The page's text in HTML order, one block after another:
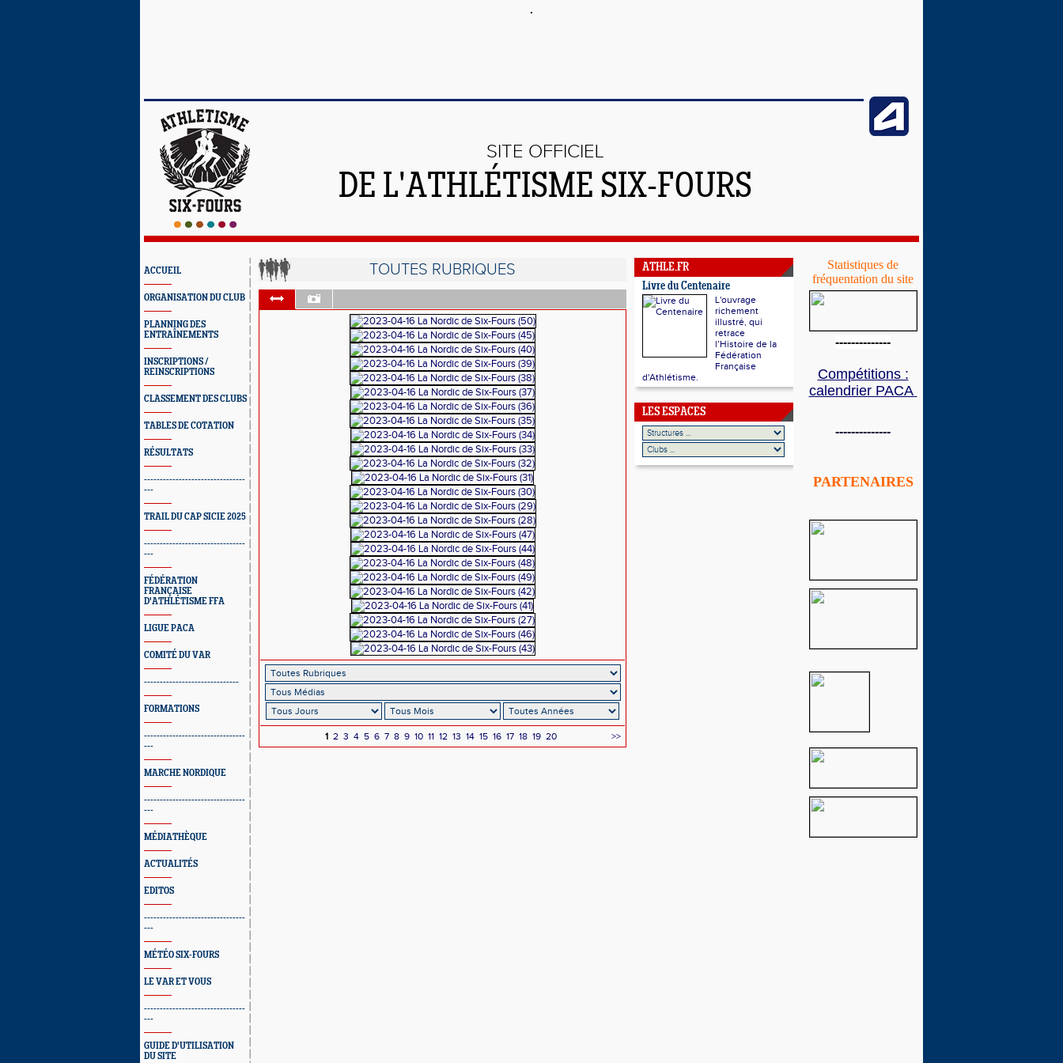
SITE OFFICIEL
DE L'ATHLÉTISME SIX-FOURS
ACCUEIL
ORGANISATION DU CLUB
PLANNING DES
ENTRAÎNEMENTS
INSCRIPTIONS /
REINSCRIPTIONS
CLASSEMENT DES CLUBS
TABLES DE COTATION
RÉSULTATS
--------------------------------
---
TRAIL DU CAP SICIE 2025
--------------------------------
---
FÉDÉRATION
FRANÇAISE
D'ATHLÉTISME FFA
LIGUE PACA
COMITÉ DU VAR
------------------------------
FORMATIONS
--------------------------------
---
MARCHE NORDIQUE
--------------------------------
---
MÉDIATHÈQUE
ACTUALITÉS
EDITOS
--------------------------------
---
MÉTÉO SIX-FOURS
LE VAR ET VOUS
--------------------------------
---
GUIDE D'UTILISATION
DU SITE
TOUTES RUBRIQUES
1 2 3 4 5 6 7 8 9 10 11 12 13 14 15 16 17 18 19 20 >>
ATHLE.FR
Livre du Centenaire
L'ouvrage
richement
illustré, qui
retrace
l’Histoire de la
Fédération
Française
d'Athlétisme.
LES ESPACES
Statistiques de
fréquentation du site
--------------
Compétitions :
calendrier PACA
--------------
PARTENAIRES